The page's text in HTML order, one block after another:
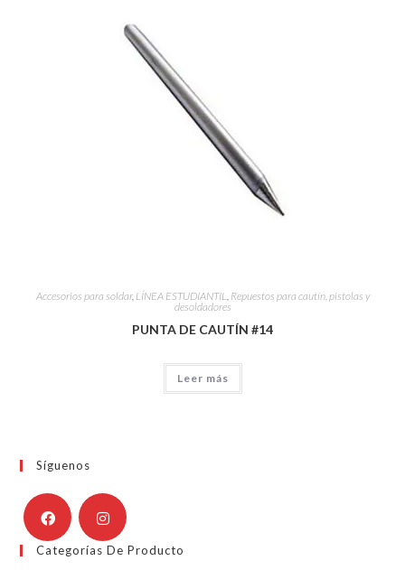
Accesorios para soldar, LÍNEA ESTUDIANTIL, Repuestos para cautín, pistolas y
desoldadores
PUNTA DE CAUTÍN #14
Leer más
Síguenos
Categorías De Producto